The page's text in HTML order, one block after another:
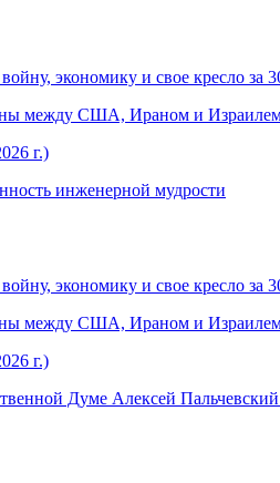
экономику и свое кресло за
между США, Ираном и
г.)
инженерной мудрости
экономику и свое кресло за
между США, Ираном и
г.)
Думе Алексей